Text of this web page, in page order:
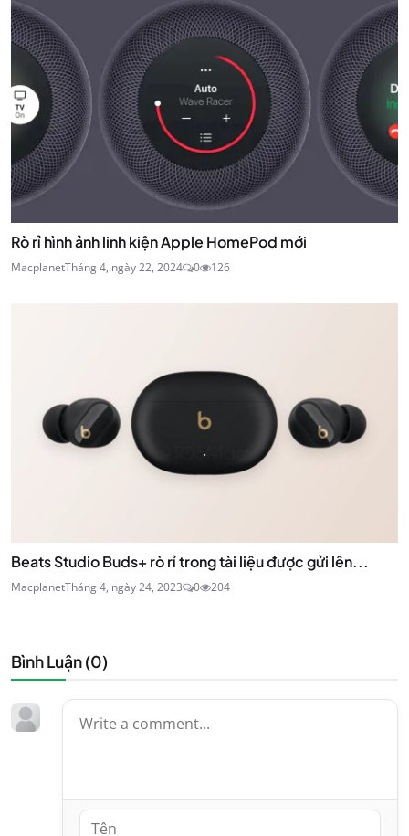
Rò rỉ hình ảnh linh kiện Apple HomePod mới
MacplanetTháng 4, ngày 22, 2024 0 126
Beats Studio Buds+ rò rỉ trong tài liệu được gửi lên...
MacplanetTháng 4, ngày 24, 2023 0 204
Bình Luận (0)